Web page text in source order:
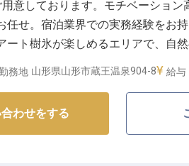
意しております。モチベーション
任せ。宿泊業界での実務経験をお
ート樹氷が楽しめるエリアで、自
」は、国家公務員共済組合連合会が
素材を使用した郷土会席料理でお
務地 山形県山形市蔵王温泉904-8 給与
わせをする